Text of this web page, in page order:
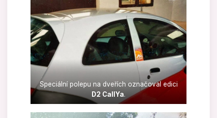
Speciální polepu na dveřích označoval edici
D2 CallYa.